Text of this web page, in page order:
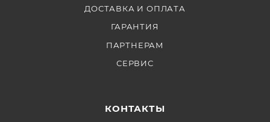
ДОСТАВКА И ОПЛАТА
ГАРАНТИЯ
ПАРТНЕРАМ
СЕРВИС
КОНТАКТЫ